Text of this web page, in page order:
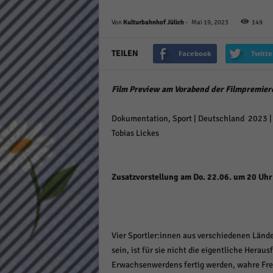
Von Kulturbahnhof Jülich- Mai 19, 2023 149
TEILEN Facebook
Film Preview am Vorabend der
Dokumentation, Sport | Deutschland 2023
Tobias Lickes
Zusatzvorstellung am Do. 22.06. um 20
Vier Sportler:innen aus verschiedenen
sein, ist für sie nicht die eigentliche
Erwachsenwerdens fertig werden, wahre
wie